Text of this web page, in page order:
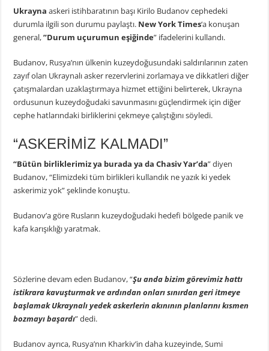
Ukrayna askeri istihbaratının başı Kirilo Budanov cephedeki
durumla ilgili son durumu paylaştı. New York Times‘a konuşan
general,​​”Durum uçurumun eşiğinde” ifadelerini kullandı.
Budanov, Rusya’nın ülkenin kuzeydoğusundaki saldırılarının zaten
zayıf olan Ukraynalı asker rezervlerini zorlamaya ve dikkatleri diğer
çatışmalardan uzaklaştırmaya hizmet ettiğini belirterek, Ukrayna
ordusunun kuzeydoğudaki savunmasını güçlendirmek için diğer
cephe hatlarındaki birliklerini çekmeye çalıştığını söyledi.
“ASKERİMİZ KALMADI”
“Bütün birliklerimiz ya burada ya da Chasiv Yar’da” diyen
Budanov, “Elimizdeki tüm birlikleri kullandık ne yazık ki yedek
askerimiz yok” şeklinde konuştu.
Budanov’a göre Rusların kuzeydoğudaki hedefi bölgede panik ve
kafa karışıklığı yaratmak.
Sözlerine devam eden Budanov, “Şu anda bizim görevimiz hattı
istikrara kavuşturmak ve ardından onları sınırdan geri itmeye
başlamak Ukraynalı yedek askerlerin akınının planlarını kısmen
bozmayı başardı” dedi.
Budanov ayrıca, Rusya’nın Kharkiv’in daha kuzeyinde, Sumi